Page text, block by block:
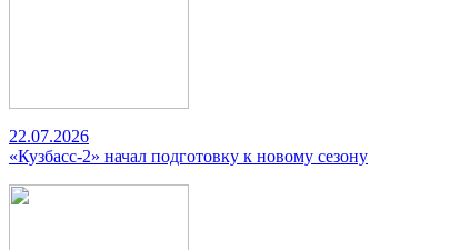
22.07.2026
«Кузбасс-2» начал подготовку к новому сезону